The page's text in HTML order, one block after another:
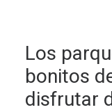
Los
bonitos
disfrutar